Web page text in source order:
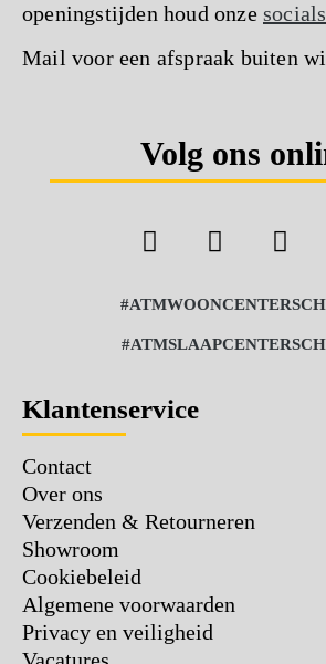
openingstijden houd onze socials
Mail voor een afspraak buiten
Volg ons
Klantenservice
Contact
Over ons
Verzenden & Retourneren
Showroom
Cookiebeleid
Algemene voorwaarden
Privacy en veiligheid